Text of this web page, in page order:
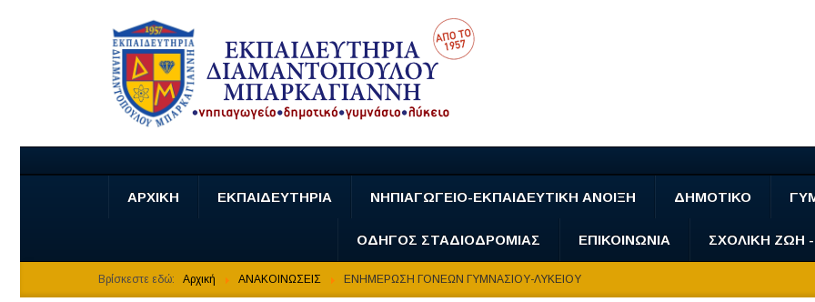
ΑΡΧΙΚΗ ΕΚΠΑΙΔΕΥΤΗΡΙΑ ΝΗΠΙΑΓΩΓΕΙΟ-ΕΚΠΑΙΔΕΥΤΙΚΗ ΑΝΟΙΞΗ ΔΗΜΟΤΙΚΟ
ΟΔΗΓΟΣ ΣΤΑΔΙΟΔΡΟΜΙΑΣ ΕΠΙΚΟΙΝΩΝΙΑ ΣΧΟΛΙΚΗ ΖΩΗ
Βρίσκεστε εδώ: Αρχική ΑΝΑΚΟΙΝΩΣΕΙΣ ΕΝΗΜΕΡΩΣΗ ΓΟΝΕΩΝ ΓΥΜΝΑΣΙΟΥ-ΛΥΚΕΙΟΥ